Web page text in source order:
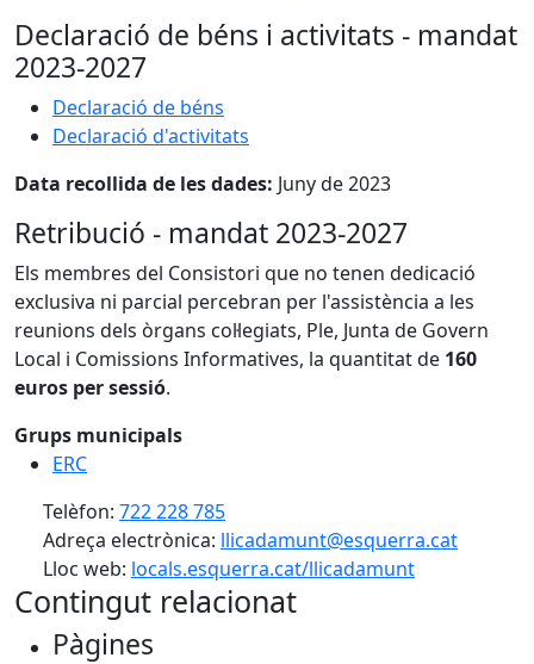
Declaració de béns i activitats - mandat
2023-2027
Declaració de béns
Declaració d'activitats
Data recollida de les dades: Juny de 2023
Retribució - mandat 2023-2027
Els membres del Consistori que no tenen dedicació
exclusiva ni parcial percebran per l'assistència a les
reunions dels òrgans col·legiats, Ple, Junta de Govern
Local i Comissions Informatives, la quantitat de 160
euros per sessió.
Grups municipals
ERC
Telèfon: 722 228 785
Adreça electrònica: llicadamunt@esquerra.cat
Lloc web: locals.esquerra.cat/llicadamunt
Contingut relacionat
Pàgines